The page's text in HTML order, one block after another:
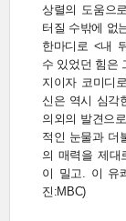
상렬의 도움으
터질 수밖에 없
한마디로 <내
수 있었던 힘은
지이자 코미디
신은 역시 심각
의외의 발견으
적인 눈물과 더
의 매력을 제대
이 밀고. 이 유
진:MBC)